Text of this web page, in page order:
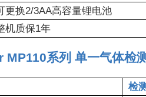
更换2/3AA高容量锂电池
机质保1年
MP110系列 单一气体检
检